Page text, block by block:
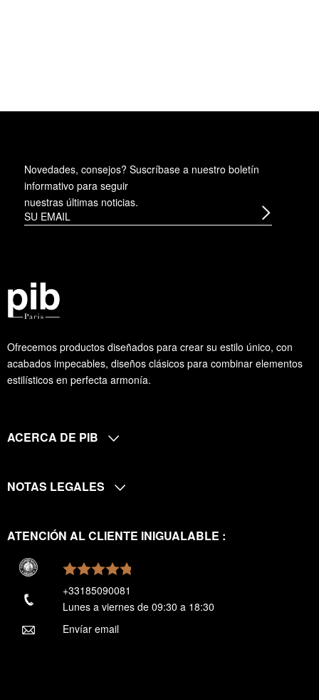
Ofrecemos productos diseñados para crear su estilo único, con
acabados impecables, diseños clásicos para combinar elementos
estilísticos en perfecta armonía.
Novedades, consejos? Suscríbase a nuestro boletín
informativo para seguir
nuestras últimas noticias.
ACERCA DE PIB
NOTAS LEGALES
ATENCIÓN AL CLIENTE INIGUALABLE :
+33185090081
Lunes a viernes de 09:30 a 18:30
Envíar email